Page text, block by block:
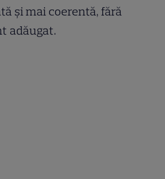
și mai coerentă, fără
adăugat.